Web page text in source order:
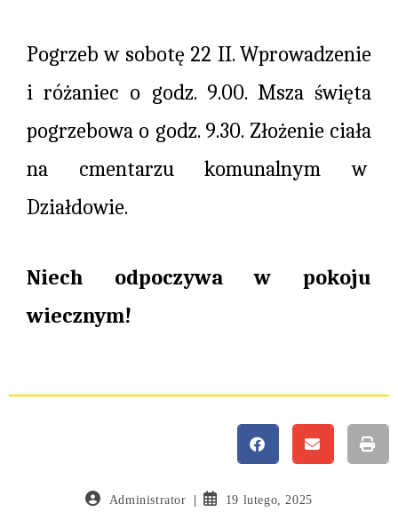
Pogrzeb w sobotę 22 II. Wprowadzenie
i różaniec o godz. 9.00. Msza święta
pogrzebowa o godz. 9.30. Złożenie ciała
na cmentarzu komunalnym w
Działdowie.
Niech odpoczywa w pokoju
wiecznym!
Administrator 19 lutego, 2025